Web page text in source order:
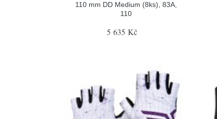
110 mm DD Medium (8ks), 83A,
110
5 635 Kč